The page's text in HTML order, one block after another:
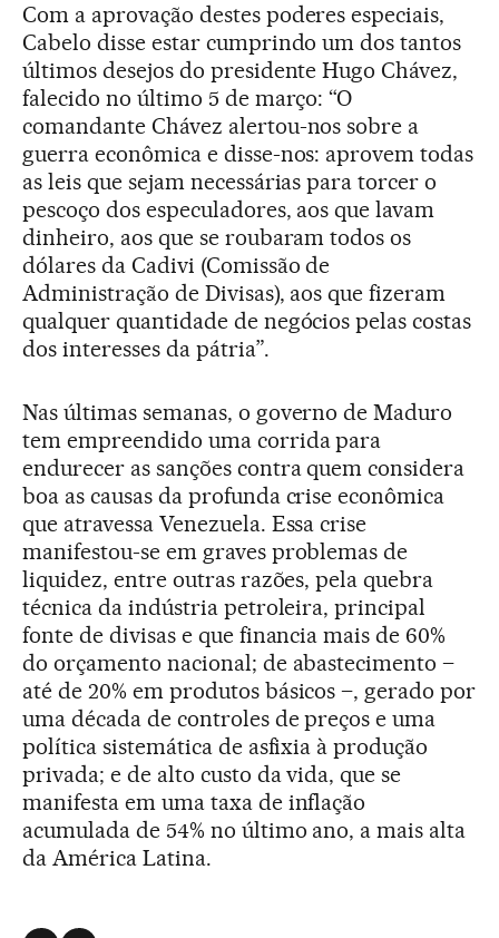
Com a aprovação destes poderes especiais,
Cabelo disse estar cumprindo um dos tantos
últimos desejos do presidente Hugo Chávez,
falecido no último 5 de março: “O
comandante Chávez alertou-nos sobre a
guerra econômica e disse-nos: aprovem todas
as leis que sejam necessárias para torcer o
pescoço dos especuladores, aos que lavam
dinheiro, aos que se roubaram todos os
dólares da Cadivi (Comissão de
Administração de Divisas), aos que fizeram
qualquer quantidade de negócios pelas costas
dos interesses da pátria”.
Nas últimas semanas, o governo de Maduro
tem empreendido uma corrida para
endurecer as sanções contra quem considera
boa as causas da profunda crise econômica
que atravessa Venezuela. Essa crise
manifestou-se em graves problemas de
liquidez, entre outras razões, pela quebra
técnica da indústria petroleira, principal
fonte de divisas e que financia mais de 60%
do orçamento nacional; de abastecimento –
até de 20% em produtos básicos –, gerado por
uma década de controles de preços e uma
política sistemática de asfixia à produção
privada; e de alto custo da vida, que se
manifesta em uma taxa de inflação
acumulada de 54% no último ano, a mais alta
da América Latina.